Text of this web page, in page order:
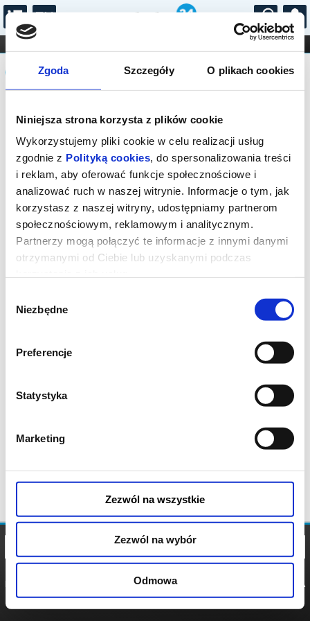
Zgoda Szczegóły O plikach cookies
Niniejsza strona korzysta z plików cookie
Wykorzystujemy pliki cookie w celu realizacji usług
zgodnie z Polityką cookies, do spersonalizowania treści
i reklam, aby oferować funkcje społecznościowe i
analizować ruch w naszej witrynie. Informacje o tym, jak
korzystasz z naszej witryny, udostępniamy partnerom
społecznościowym, reklamowym i analitycznym.
Partnerzy mogą połączyć te informacje z innymi danymi
otrzymanymi od Ciebie lub uzyskanymi podczas
zgody
Niezbędne
Preferencje
Statystyka
Marketing
Zezwól na wszystkie
Zezwól na wybór
Odmowa
...
FILHARMONIA OPERA I BALET
STAND-UP
DLA DZIECI
Komunikat
Sprzedaż biletów online została
zakończona. Zapytaj o dostępność
biletów w kasie.
POLITYKA
POLITYKA